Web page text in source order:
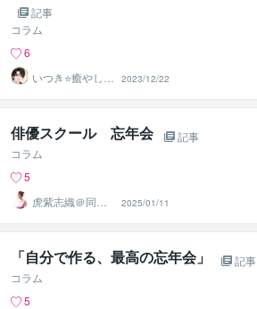
記事
コラム
6
いつき⭐️癒やし声
のお話相手
2023/12/22
俳優スクール 忘年会
記事
コラム
5
虎紫志織＠同じ
目線の『駆け込
み寺』
2025/01/11
「自分で作る、最高の忘年会」
記事
コラム
5